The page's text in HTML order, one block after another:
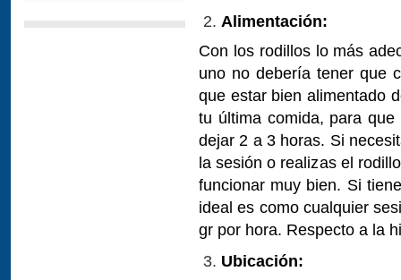
Alimentación:
Con los rodillos lo más
uno no debería tener que
que estar bien alimentado
tu última comida, para
dejar 2 a 3 horas. Si
la sesión o realizas el
funcionar muy bien. Si
ideal es como cualquier
gr por hora. Respecto a la
Ubicación: